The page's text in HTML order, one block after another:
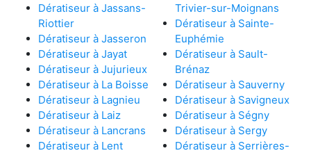
Dératiseur à Jassans-
Riottier
Dératiseur à Jasseron
Dératiseur à Jayat
Dératiseur à Jujurieux
Dératiseur à La Boisse
Dératiseur à Lagnieu
Dératiseur à Laiz
Dératiseur à Lancrans
Dératiseur à Lent
Trivier-sur-Moignans
Dératiseur à Sainte-
Euphémie
Dératiseur à Sault-
Brénaz
Dératiseur à Sauverny
Dératiseur à Savigneux
Dératiseur à Ségny
Dératiseur à Sergy
Dératiseur à Serrières-